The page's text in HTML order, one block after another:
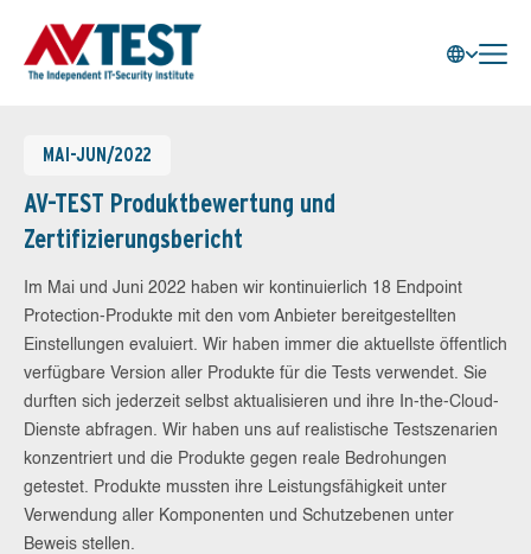
MAI-JUN/2022
AV-TEST Produktbewertung und
Zertifizierungsbericht
Im Mai und Juni 2022 haben wir kontinuierlich 18 Endpoint
Protection-Produkte mit den vom Anbieter bereitgestellten
Einstellungen evaluiert. Wir haben immer die aktuellste öffentlich
verfügbare Version aller Produkte für die Tests verwendet. Sie
durften sich jederzeit selbst aktualisieren und ihre In-the-Cloud-
Dienste abfragen. Wir haben uns auf realistische Testszenarien
konzentriert und die Produkte gegen reale Bedrohungen
getestet. Produkte mussten ihre Leistungsfähigkeit unter
Verwendung aller Komponenten und Schutzebenen unter
Beweis stellen.